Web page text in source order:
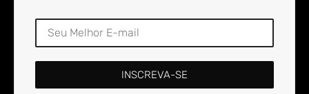
INSCREVA-SE